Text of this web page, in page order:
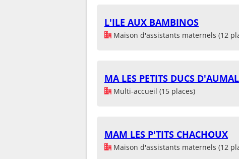
L'ILE AUX BAMBINOS
Maison d'assistants maternels (12
MA LES PETITS DUCS
Multi-accueil (15 places)
MAM LES P'TITS CHACHOUX
Maison d'assistants maternels (12